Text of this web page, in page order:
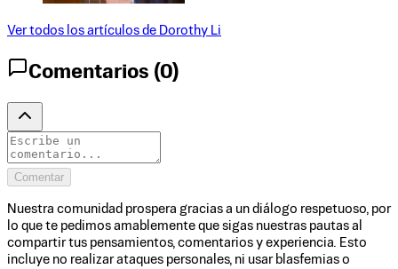
Ver todos los artículos de Dorothy Li
Comentarios (0)
Comentar
Nuestra comunidad prospera gracias a un diálogo respetuoso, por
lo que te pedimos amablemente que sigas nuestras pautas al
compartir tus pensamientos, comentarios y experiencia. Esto
incluye no realizar ataques personales, ni usar blasfemias o